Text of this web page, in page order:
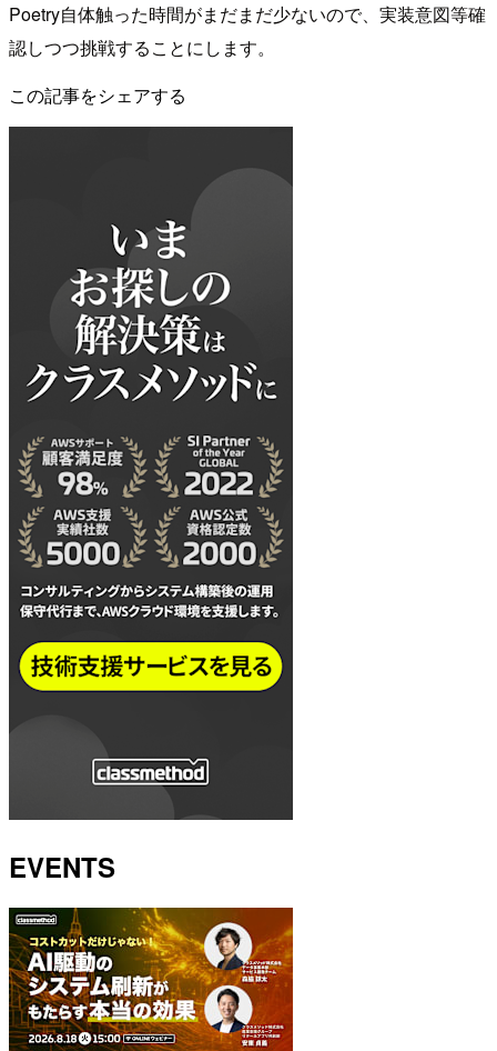
Poetry自体触った時間がまだまだ少ないので、実装意図等確
認しつつ挑戦することにします。
この記事をシェアする
EVENTS